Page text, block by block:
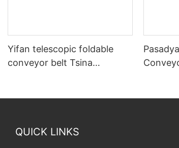
Yifan telescopic foldable
conveyor belt Tsina
QUICK LINKS